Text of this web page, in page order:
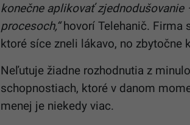
konečne aplikovať
procesoch,“hovorí Telehanič. Firma
ktoré síce zneli lákavo, no zbytočne
Neľutuje žiadne rozhodnutia z
schopnostiach, ktoré v danom
menej je niekedy viac.